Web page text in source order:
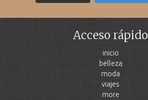
Acceso rápido
inicio
belleza
moda
viajes
more